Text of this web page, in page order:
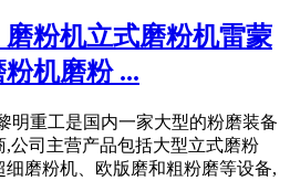
磨粉机立式磨粉机雷蒙
机磨粉 ...
明重工是国内一家大型的粉磨装备
公司主营产品包括大型立式磨粉
磨粉机、欧版磨和粗粉磨等设备,